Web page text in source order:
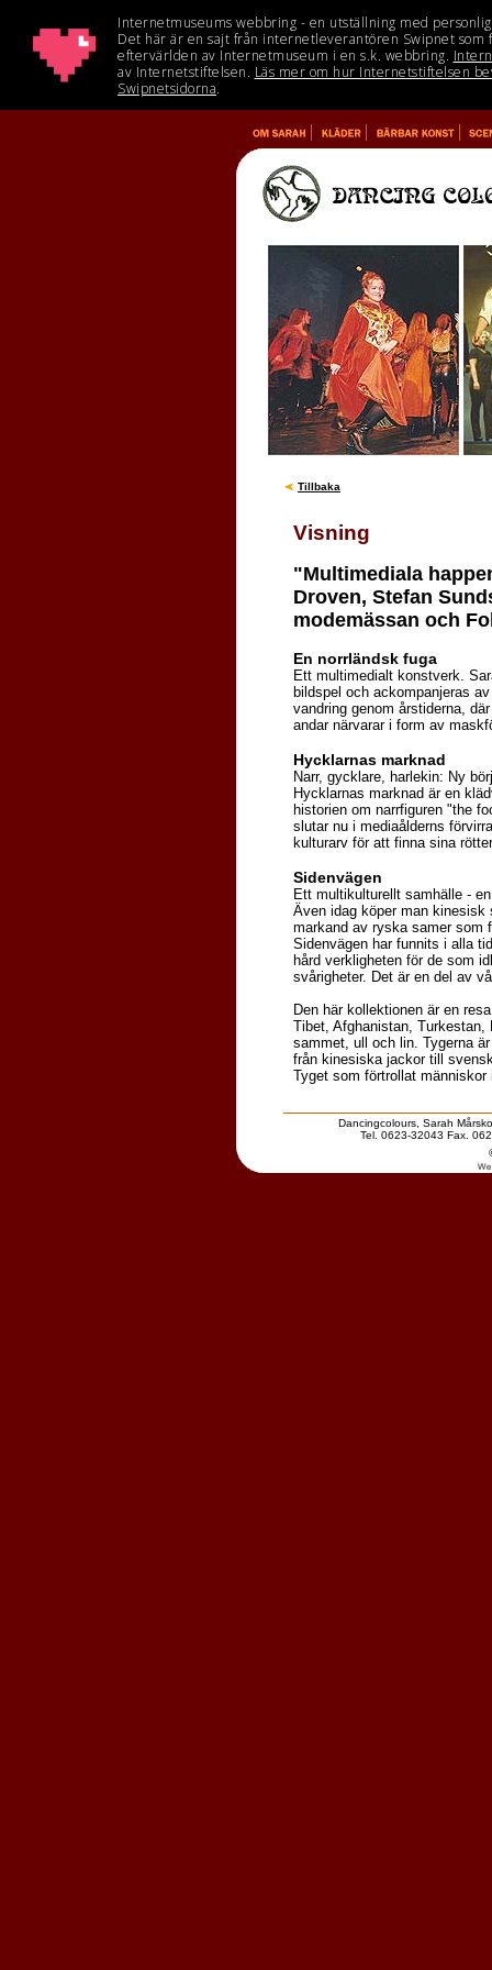
Tillbaka
Visning
"Multimediala
Droven, Stefan
modemässan och
En norrländsk fuga
Ett multimedialt konstverk.
bildspel och ackompanjeras
vandring genom årstiderna,
andar närvarar i form av
Hycklarnas marknad
Narr, gycklare, harlekin: Ny
Hycklarnas marknad är en
historien om narrfiguren "the
slutar nu i mediaålderns
kulturarv för att finna sina
Sidenvägen
Ett multikulturellt samhälle -
Även idag köper man
markand av ryska samer som
Sidenvägen har funnits i alla
hård verkligheten för de som
svårigheter. Det är en del av
Den här kollektionen är en
Tibet, Afghanistan, Turkestan,
sammet, ull och lin. Tygerna
från kinesiska jackor till
Tyget som förtrollat människor
Dancingcolours, Sarah
Tel. 0623-32043 Fax.